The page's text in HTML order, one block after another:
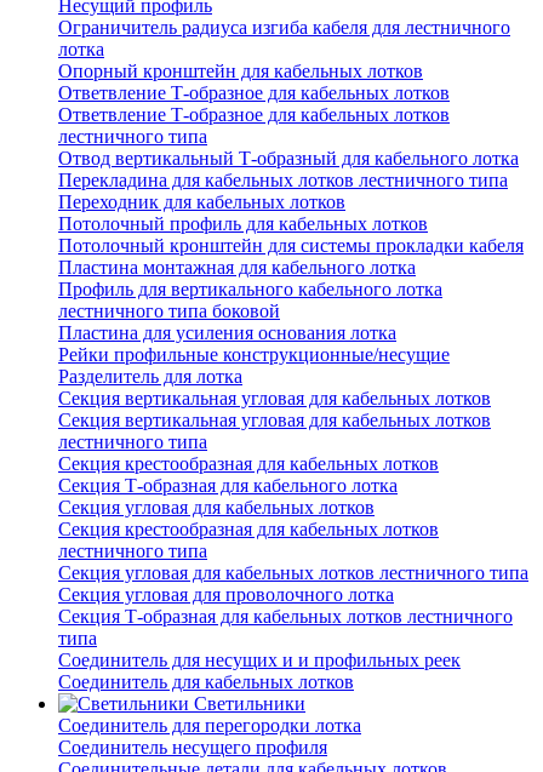
Несущий профиль
Ограничитель радиуса изгиба кабеля для лестничного
лотка
Опорный кронштейн для кабельных лотков
Ответвление Т-образное для кабельных лотков
Ответвление Т-образное для кабельных лотков
лестничного типа
Отвод вертикальный Т-образный для кабельного лотка
Перекладина для кабельных лотков лестничного типа
Переходник для кабельных лотков
Потолочный профиль для кабельных лотков
Потолочный кронштейн для системы прокладки кабеля
Пластина монтажная для кабельного лотка
Профиль для вертикального кабельного лотка
лестничного типа боковой
Пластина для усиления основания лотка
Рейки профильные конструкционные/несущие
Разделитель для лотка
Секция вертикальная угловая для кабельных лотков
Секция вертикальная угловая для кабельных лотков
лестничного типа
Секция крестообразная для кабельных лотков
Секция Т-образная для кабельного лотка
Секция угловая для кабельных лотков
Секция крестообразная для кабельных лотков
лестничного типа
Секция угловая для кабельных лотков лестничного типа
Секция угловая для проволочного лотка
Секция Т-образная для кабельных лотков лестничного
типа
Соединитель для несущих и и профильных реек
Соединитель для кабельных лотков
Светильники
Соединитель для перегородки лотка
Соединитель несущего профиля